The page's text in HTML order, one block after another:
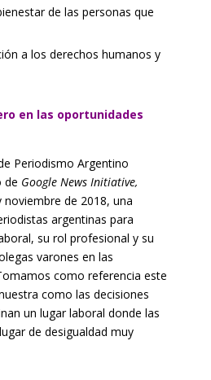
de las personas que
a los derechos humanos y
en las oportunidades
Periodismo Argentino
de Google News Initiative,
de 2018, una
argentinas para
su rol profesional y su
varones en las
como referencia este
como las decisiones
un lugar laboral donde las
de desigualdad muy